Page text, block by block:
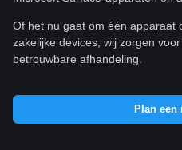
Of het nu gaat om één apparaat
zakelijke devices, wij zorgen
betrouwbare afhandeling.
Plan een